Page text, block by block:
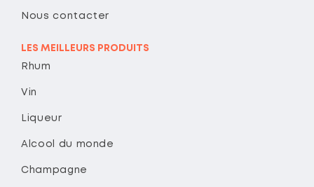
Nous contacter
LES MEILLEURS PRODUITS
Rhum
Vin
Liqueur
Alcool du monde
Champagne